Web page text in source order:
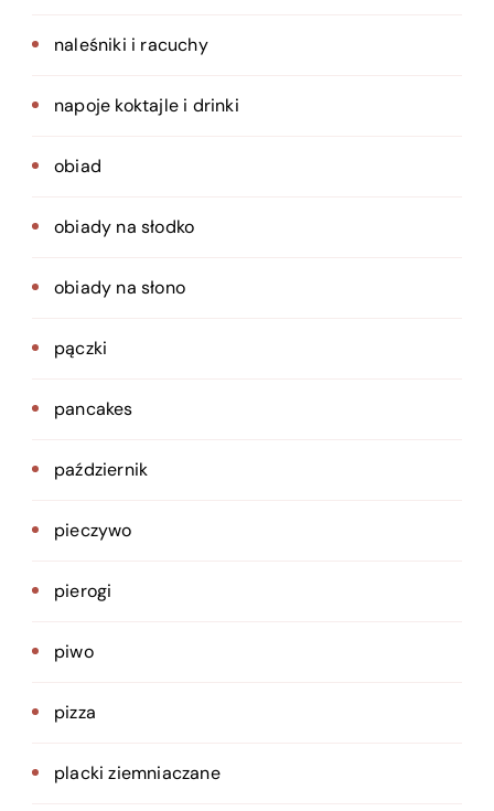
naleśniki i racuchy
napoje koktajle i drinki
obiad
obiady na słodko
obiady na słono
pączki
pancakes
październik
pieczywo
pierogi
piwo
pizza
placki ziemniaczane